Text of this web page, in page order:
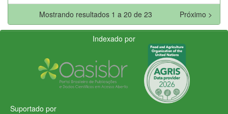
Mostrando resultados 1 a 20 de 23
Próximo >
Indexado por
Suportado por